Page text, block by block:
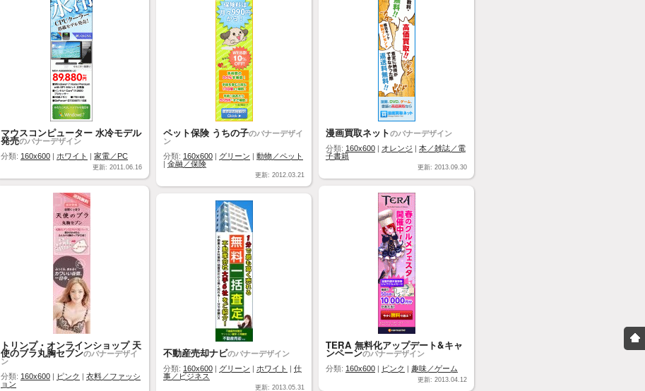
マウスコンピューター 水冷モデル
発売のバナーデザイン
分類: 160x600 | ホワイト | 家電／PC
更新: 2011.06.16
ペット保険 うちの子のバナーデザイ
ン
分類: 160x600 | グリーン | 動物／ペット
| 金融／保険
更新: 2012.03.21
漫画買取ネットのバナーデザイン
分類: 160x600 | オレンジ | 本／雑誌／電
子書籍
更新: 2013.09.30
トリンプ・オンラインショップ 天
使のブラ丸胸セブンのバナーデザイ
ン
分類: 160x600 | ピンク | 衣料／ファッシ
ョン
TERA 無料化アップデート&キャ
ンペーンのバナーデザイン
分類: 160x600 | ピンク | 趣味／ゲーム
更新: 2013.04.12
不動産売却ナビのバナーデザイン
分類: 160x600 | グリーン | ホワイト | 仕
事／ビジネス
更新: 2013.05.31